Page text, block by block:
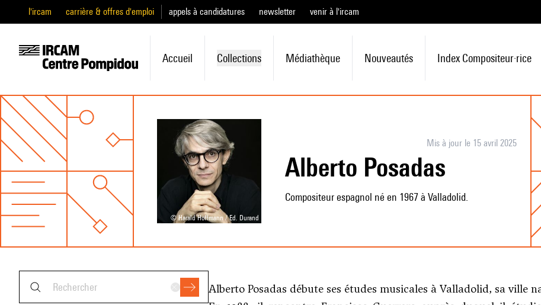
l'ircam carrière & offres d'emploi appels à candidatures newsletter venir à l'ircam
Accueil Collections Médiathèque Nouveautés Index Compositeur·rice
© Harald Hoffmann / Ed. Durand
Mis à jour le 15 avril 2025
Alberto Posadas
Compositeur espagnol né en 1967 à Valladolid.
Alberto Posadas débute ses études musicales à Valladolid, sa ville